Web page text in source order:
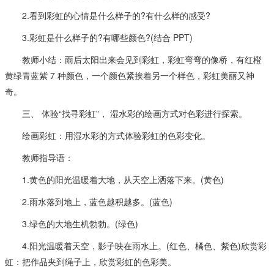
2.看到彩虹的心情是什么样子的?有什么样的感受?
3.彩虹是什么样子的?有哪些颜色?(结合 PPT)
教师小结：雨后太阳出来会见到彩虹，彩虹弯弯的像桥，有红橙
黄绿青蓝紫 7 种颜色，一个颜色紧挨着另一个样色，彩虹美丽又神
奇。
三、 体验“找寻彩虹”， 湿水彩的绘画方式对色彩进行探索。
绘画彩虹：用湿水彩的方式体验彩虹的色彩变化。
教师指导语：
1.黄色的阳光温暖着大地，从天空上洒落下来。(黄色)
2.雨水落到地上，蓝色越积越多。(蓝色)
3.绿色的大地生机勃勃。(绿色)
4.阳光温暖着天空，影子映在雨水上。(红色、橘色、紫色)欣赏彩
虹：把作品夹到绳子上，欣赏彩虹的色彩美。